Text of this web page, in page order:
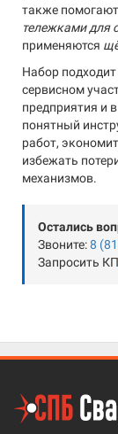
также
тележками для
применяются
Набор
сервисном
предприятия и
понятный
работ,
избежать
механизмов.
Остались
Звоните:8
Запросить